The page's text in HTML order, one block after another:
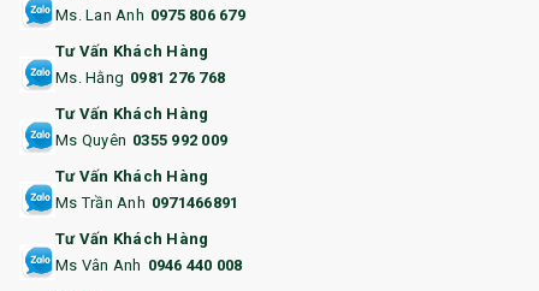
14. HỘP/VÍ ĐỰNG NAMECARD
15. BỘ BẤM MÓNG
16. BAO HỘ CHIẾU
18. ẤM CHÉN QUÀ TẶNG
Ms. Lan Anh 0975 806 679
Tư Vấn Khách Hàng
Ms. Hằng 0981 276 768
Tư Vấn Khách Hàng
Ms Quyên 0355 992 009
Tư Vấn Khách Hàng
Ms Trần Anh 0971466891
Tư Vấn Khách Hàng
Ms Vân Anh 0946 440 008